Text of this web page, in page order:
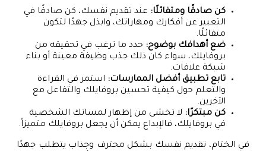
كن صادقًا ومتفائلًا: عند تقديم نفسك، كن صادقًا في
التعبير عن أفكارك ومهاراتك، وابذل جهدًا لتكون
متفائلًا.
ضع أهدافك بوضوح: حدد ما ترغب في تحقيقه من
بروفايلك، سواء كان ذلك جذب وظيفة معينة أو بناء
شبكة علاقات.
تابع تطبيق أفضل الممارسات: استمر في القراءة
والتعلم حول كيفية تحسين بروفايلك والتفاعل مع
الآخرين.
كن مبتكرًا: لا تخشى من إظهار لمساتك الشخصية
في بروفايلك، فالإبداع يمكن أن يجعل بروفايلك متميزاً.
في الختام، تقديم نفسك بشكل محترف وجذاب يتطلب جهدًا